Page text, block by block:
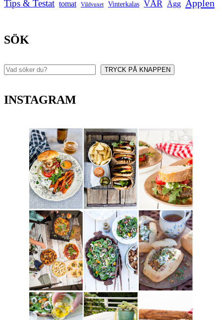
Tips & Testat tomat Vildvuxet Vinterkalas VÅR Ägg Äpplen
SÖK
Sök TRYCK PÅ KNAPPEN
INSTAGRAM